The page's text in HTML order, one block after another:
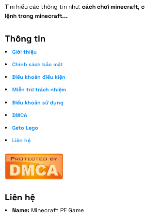
Tìm hiểu các thông tin như:cách chơi minecraft,
lệnh trong minecraft...
Thông tin
Giới thiệu
Chính sách bảo mật
Điều khoản điều kiện
Miễn trừ trách nhiệm
Điều khoản sử dụng
DMCA
Geto Lego
Liên hệ
Liên hệ
Name: Minecraft PE Game